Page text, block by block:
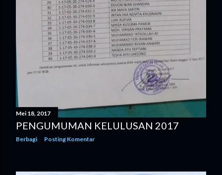
Mei 18, 2017
PENGUMUMAN KELULUSAN 2017
Berbagi Posting Komentar